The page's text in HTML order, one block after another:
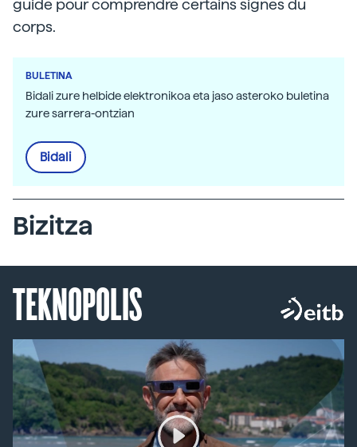
guide pour comprendre certains signes du
corps.
BULETINA
Bidali zure helbide elektronikoa eta jaso asteroko buletina
zure sarrera-ontzian
Bidali
Bizitza
TEKNOPOLIS